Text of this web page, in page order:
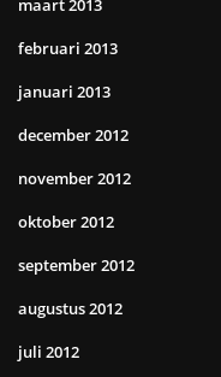
februari 2013
januari 2013
december 2012
november 2012
oktober 2012
september 2012
augustus 2012
juli 2012